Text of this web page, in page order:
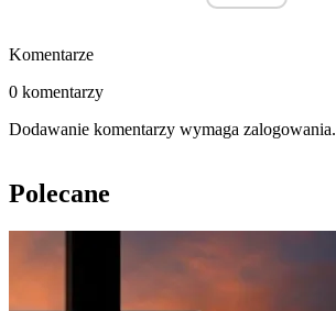
Komentarze
0 komentarzy
Dodawanie komentarzy wymaga zalogowania.
Polecane